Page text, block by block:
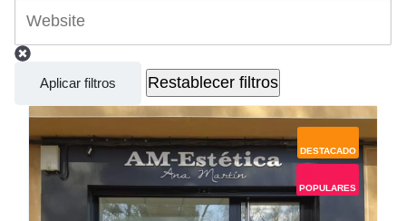
Aplicar filtros Restablecer filtros
DESTACADO
POPULARES